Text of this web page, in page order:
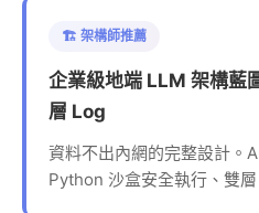
🏗️ 架構師推薦
企業級地端 LLM 架構藍
層 Log
資料不出內網的完整設計。
Python 沙盒安全執行、雙層